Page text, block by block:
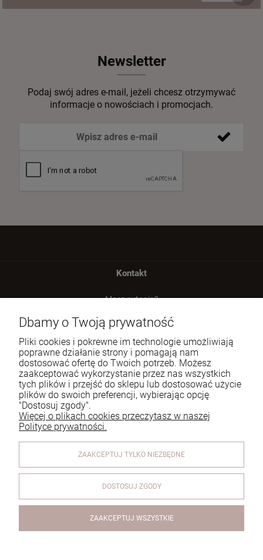
Newsletter
Podaj swój adres e-mail, jeżeli chcesz otrzymywać
informacje o nowościach i promocjach.
Kontakt
Masz pytania?
E-mail: zamowienia@homeperfume.pl
Pomoc
Reklamacje i zwroty
O firmie
Dbamy o Twoją prywatność
Pliki cookies i pokrewne im technologie umożliwiają
poprawne działanie strony i pomagają nam
dostosować ofertę do Twoich potrzeb. Możesz
zaakceptować wykorzystanie przez nas wszystkich
tych plików i przejść do sklepu lub dostosować użycie
plików do swoich preferencji, wybierając opcję
"Dostosuj zgody".
Więcej o plikach cookies przeczytasz w naszej
Polityce prywatności.
ZAAKCEPTUJ TYLKO NIEZBĘDNE
DOSTOSUJ ZGODY
ZAAKCEPTUJ WSZYSTKIE